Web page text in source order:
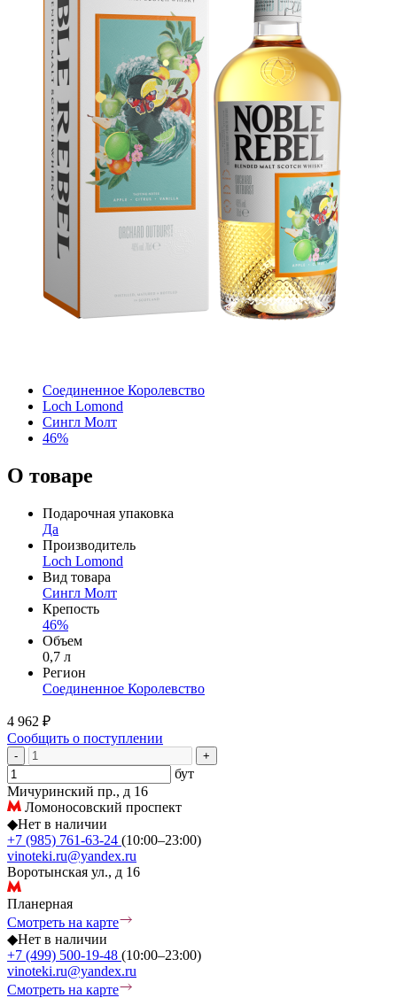
Соединенное Королевство
Loch Lomond
Сингл Молт
46%
О товаре
Подарочная упаковка
Да
Производитель
Loch Lomond
Вид товара
Сингл Молт
Крепость
46%
Объем
0,7 л
Регион
Соединенное Королевство
4 962 ₽
Сообщить о поступлении
- +
бут
Мичуринский пр., д 16
Ломоносовский проспект
◆Нет в наличии
+7 (985) 761-63-24 (10:00–23:00)
vinoteki.ru@yandex.ru
Воротынская ул., д 16
Планерная
Смотреть на карте
◆Нет в наличии
+7 (499) 500-19-48 (10:00–23:00)
vinoteki.ru@yandex.ru
Смотреть на карте